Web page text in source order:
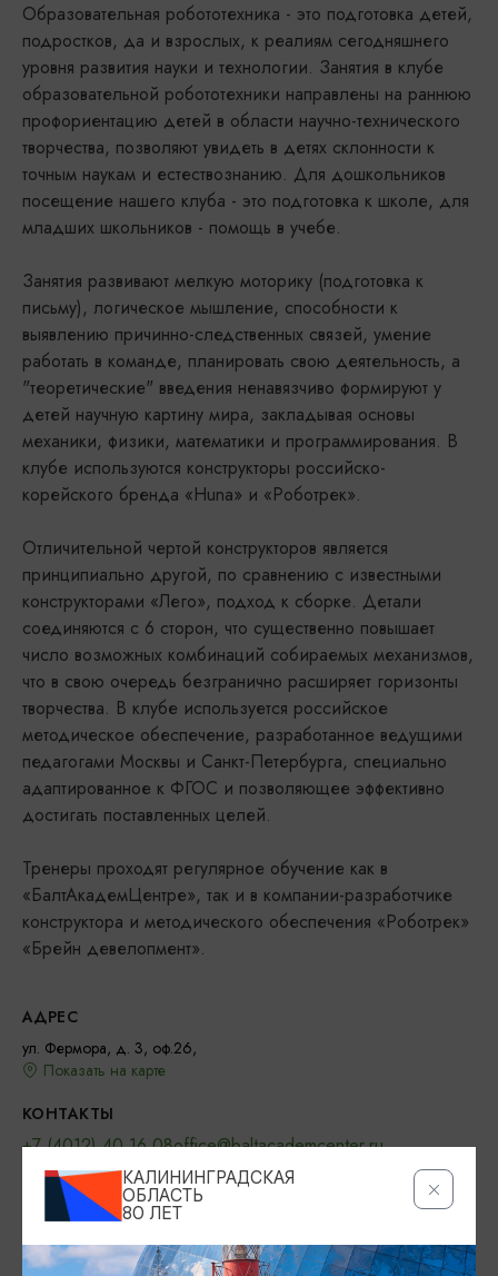
Образовательная робототехника - это подготовка детей,
подростков, да и взрослых, к реалиям сегодняшнего
уровня развития науки и технологии. Занятия в клубе
образовательной робототехники направлены на раннюю
профориентацию детей в области научно-технического
творчества, позволяют увидеть в детях склонности к
точным наукам и естествознанию. Для дошкольников
посещение нашего клуба - это подготовка к школе, для
младших школьников - помощь в учебе.
Занятия развивают мелкую моторику (подготовка к
письму), логическое мышление, способности к
выявлению причинно-следственных связей, умение
работать в команде, планировать свою деятельность, а
"теоретические" введения ненавязчиво формируют у
детей научную картину мира, закладывая основы
механики, физики, математики и программирования. В
клубе используются конструкторы российско-
корейского бренда «Huna» и «Роботрек».
Отличительной чертой конструкторов является
принципиально другой, по сравнению с известными
конструкторами «Лего», подход к сборке. Детали
соединяются с 6 сторон, что существенно повышает
число возможных комбинаций собираемых механизмов,
что в свою очередь безгранично расширяет горизонты
творчества. В клубе используется российское
методическое обеспечение, разработанное ведущими
педагогами Москвы и Санкт-Петербурга, специально
адаптированное к ФГОС и позволяющее эффективно
достигать поставленных целей.
Тренеры проходят регулярное обучение как в
«БалтАкадемЦентре», так и в компании-разработчике
конструктора и методического обеспечения «Роботрек»
«Брейн девелопмент».
АДРЕС
ул. Фермора, д. 3, оф.26,
Показать на карте
КОНТАКТЫ
+7 (4012) 40 16 08office@baltacademcenter.ru
САЙТ
ВКонтакте
КАЛИНИНГРАДСКАЯ
ОБЛАСТЬ
80 ЛЕТ